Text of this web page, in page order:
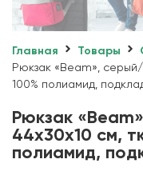
Главная Товары
Рюкзак «Beam», серый/
100% полиамид,
Рюкзак
44х30х10 см,
полиамид,